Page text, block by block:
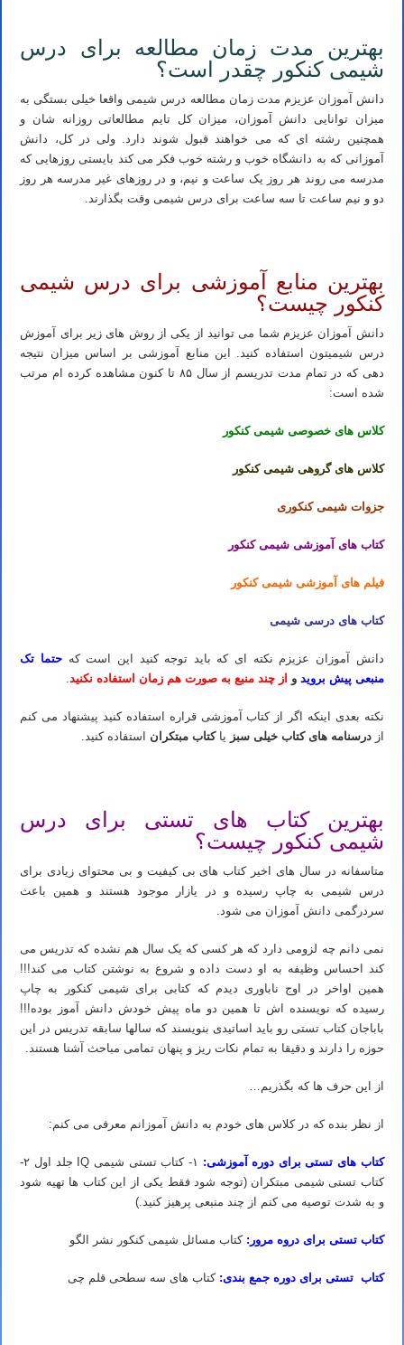
بهترین مدت زمان مطالعه برای درس
شیمی کنکور چقدر است؟
دانش آموزان عزیزم مدت زمان مطالعه درس شیمی واقعا خیلی بستگی به
میزان توانایی دانش آموزان، میزان کل تایم مطالعاتی روزانه شان و
همچنین رشته ای که می خواهند قبول شوند دارد. ولی در کل، دانش
آموزانی که به دانشگاه خوب و رشته خوب فکر می کند بایستی روزهایی که
مدرسه می روند هر روز یک ساعت و نیم، و در روزهای غیر مدرسه هر روز
دو و نیم ساعت تا سه ساعت برای درس شیمی وقت بگذارند.
بهترین منابع آموزشی برای درس شیمی
کنکور چیست؟
دانش آموزان عزیزم شما می توانید از یکی از روش های زیر برای آموزش
درس شیمیتون استفاده کنید. این منابع آموزشی بر اساس میزان نتیجه
دهی که در تمام مدت تدریسم از سال ۸۵ تا کنون مشاهده کرده ام مرتب
شده است:
کلاس های خصوصی شیمی کنکور
کلاس های گروهی شیمی کنکور
جزوات شیمی کنکوری
کتاب های آموزشی شیمی کنکور
فیلم های آموزشی شیمی کنکور
کتاب های درسی شیمی
دانش آموزان عزیزم نکته ای که باید توجه کنید این است کهحتما تک
منبعی پیش بروید و از چند منبع به صورت هم زمان استفاده نکنید.
نکته بعدی اینکه اگر از کتاب آموزشی قراره استفاده کنید پیشنهاد می کنم
ازدرسنامه های کتاب خیلی سبز یاکتاب مبتکران استفاده کنید.
بهترین کتاب های تستی برای درس
شیمی کنکور چیست؟
متاسفانه در سال های اخیر کتاب های بی کیفیت و بی محتوای زیادی برای
درس شیمی به چاپ رسیده و در یازار موجود هستند و همین باعث
سردرگمی دانش آموزان می شود.
نمی دانم چه لزومی دارد که هر کسی که یک سال هم نشده که تدریس می
کند احساس وظیفه به او دست داده و شروع به نوشتن کتاب می کند!!!
همین اواخر در اوج ناباوری دیدم که کتابی برای شیمی کنکور به چاپ
رسیده که نویسنده اش تا همین دو ماه پیش خودش دانش آموز بوده!!!
باباجان کتاب تستی رو باید اساتیدی بنویسند که سالها سابقه تدریس در این
حوزه را دارند و دقیقا به تمام نکات ریز و پنهان تمامی مباحث آشنا هستند.
از این حرف ها که بگذریم…
از نظر بنده که در کلاس های خودم به دانش آموزانم معرفی می کنم:
کتاب های تستی برای دوره آموزشی:
۱- کتاب تستی شیمی IQ جلد اول ۲-
کتاب تستی شیمی مبتکران (توجه شود فقط یکی از این کتاب ها تهیه شود
و به شدت توصیه می کنم از چند منبعی پرهیز کنید.)
کتاب تستی برای دروه مرور: کتاب مسائل شیمی کنکور نشر الگو
کتاب تستی برای دوره جمع بندی: کتاب های سه سطحی قلم چی